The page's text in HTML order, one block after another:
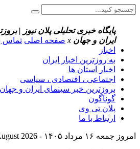
پایگاه خبری تحلیلی پلان نیوز |
ایران و جهان x صفحه اصلی تماس
اخبار
به روزترین اخبار ایران
اخبار استان ها
اجتماعی ، اقتصادی ، سیاسی
بروزترین خبر سینمای ایران و
گوناگون
پلان تی وی
ارتباط با ما
امروز جمعه ۱۶ مرداد ۱۴۰۵ - Friday 7 August 2026